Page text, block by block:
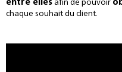
entre elles afin de pouvoir
chaque souhait du client.